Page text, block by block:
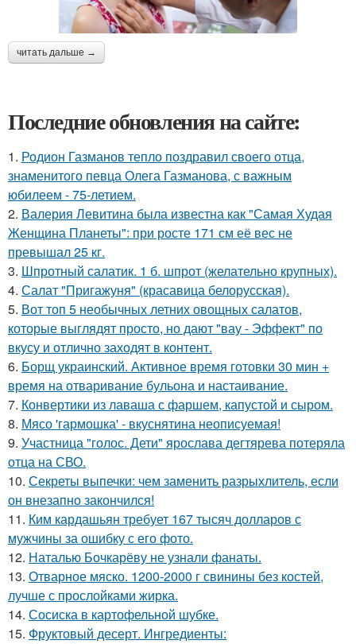
читать дальше →
Последние обновления на сайте:
1. Родион Газманов тепло поздравил своего отца,
знаменитого певца Олега Газманова, с важным
юбилеем - 75-летием.
2. Валерия Левитина была известна как "Самая Худая
Женщина Планеты": при росте 171 см её вес не
превышал 25 кг.
3. Шпротный салатик. 1 б. шпрот (желательно крупных).
4. Салат "Пригажуня" (красавица белорусская).
5. Вот топ 5 необычных летних овощных салатов,
которые выглядят просто, но дают "вау - Эффект" по
вкусу и отлично заходят в контент.
6. Борщ украинский. Активное время готовки 30 мин +
время на отваривание бульона и настаивание.
7. Конвертики из лаваша с фаршем, капустой и сыром.
8. Мясо 'гармошка' - вкуснятина неописуемая!
9. Участница "голос. Дети" ярослава дегтярева потеряла
отца на СВО.
10. Секреты выпечки: чем заменить разрыхлитель, если
он внезапно закончился!
11. Ким кардашьян требует 167 тысяч долларов с
мужчины за ошибку с его фото.
12. Наталью Бочкарёву не узнали фанаты.
13. Отварное мяско. 1200-2000 г свинины без костей,
лучше с прослойками жирка.
14. Сосиска в картофельной шубке.
15. Фруктовый десерт. Ингредиенты: